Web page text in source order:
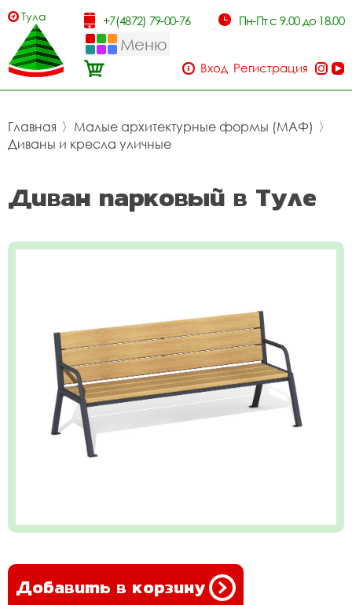
Тула +7(4872) 79-00-76 Пн-Пт с 9.00 до 18.00
Меню
Вход Регистрация
Главная 〉 Малые архитектурные формы (МАФ) 〉
Диваны и кресла уличные
Диван парковый в Туле
Добавить в корзину